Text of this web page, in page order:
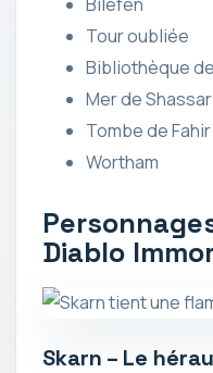
Tour oubliée
Bibliothèque
Mer de Shassar
Tombe de Fahir
Wortham
Diablo
Skarn – Le